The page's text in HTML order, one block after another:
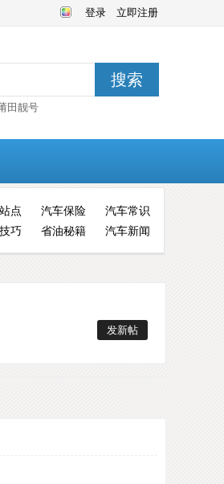
登录 立即注册
搜索
田靓号
点 汽车保险
汽车常识
巧
省油秘籍 汽车新闻
发新帖